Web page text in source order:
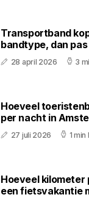
Transportband
bandtype, dan
28 april 2026 3
Hoeveel
per nacht in
27 juli 2026 1
Hoeveel kilometer
een fietsvakantie